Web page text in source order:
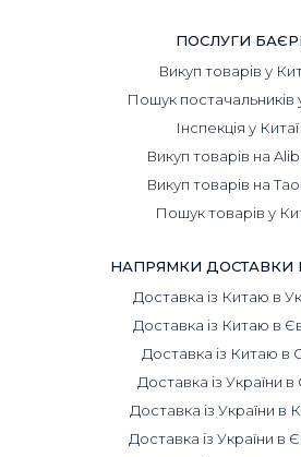
ПОСЛУГИ
Викуп товарів у
Пошук постачальників
Інспекція у Китаї
Викуп товарів на
Викуп товарів на
Пошук товарів у
НАПРЯМКИ ДОСТАВКИ
Доставка із Китаю в
Доставка із Китаю в
Доставка із Китаю
Доставка із України
Доставка із України в
Доставка із України в